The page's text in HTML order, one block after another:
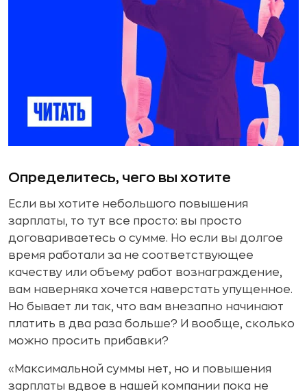
Определитесь, чего вы хотите
Если вы хотите небольшого повышения
зарплаты, то тут все просто: вы просто
договариваетесь о сумме. Но если вы долгое
время работали за не соответствующее
качеству или объему работ вознаграждение,
вам наверняка хочется наверстать упущенное.
Но бывает ли так, что вам внезапно начинают
платить в два раза больше? И вообще, сколько
можно просить прибавки?
«Максимальной суммы нет, но и повышения
зарплаты вдвое в нашей компании пока не